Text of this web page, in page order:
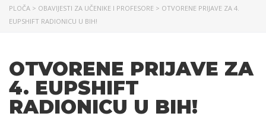
PLOČA > OBAVIJESTI ZA UČENIKE I PROFESORE > OTVORENE PRIJAVE ZA 4.
EUPSHIFT RADIONICU U BIH!
OTVORENE PRIJAVE ZA
4. EUPSHIFT
RADIONICU U BIH!